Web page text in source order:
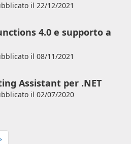
il 22/12/2021
4.0 e supporto a
il 08/11/2021
Assistant per .NET
il 02/07/2020